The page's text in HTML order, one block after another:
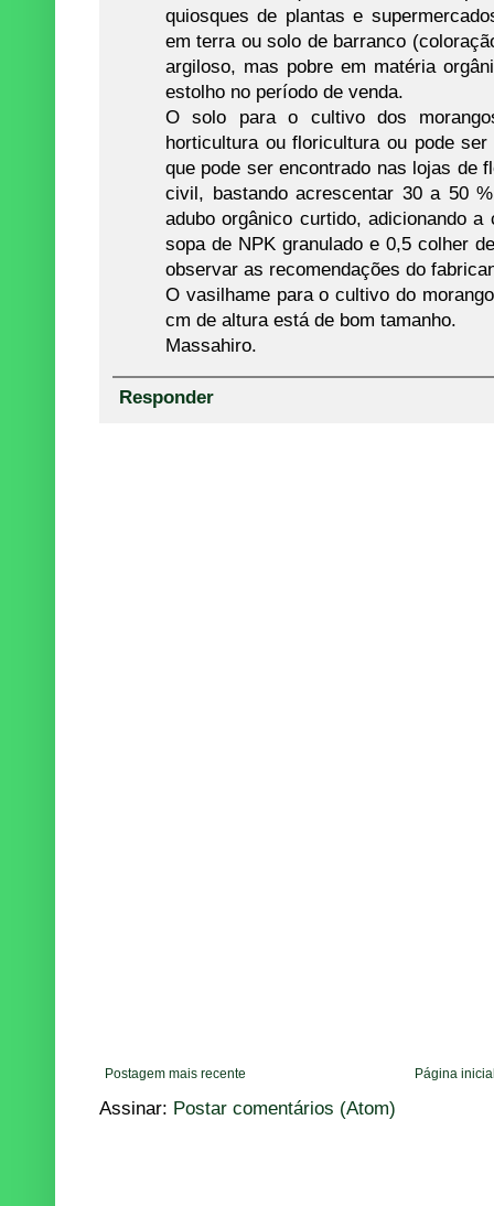
quiosques de plantas e
em terra ou solo de barranco
argiloso, mas pobre em matéria
estolho no período de venda.
O solo para o cultivo dos
horticultura ou floricultura ou pode
que pode ser encontrado nas lojas de
civil, bastando acrescentar 30 a 50
adubo orgânico curtido, adicionando
sopa de NPK granulado e 0,5 colher
observar as recomendações do
O vasilhame para o cultivo do
cm de altura está de bom tamanho.
Massahiro.
Responder
Postagem mais recente Página
Assinar: Postar comentários (Atom)